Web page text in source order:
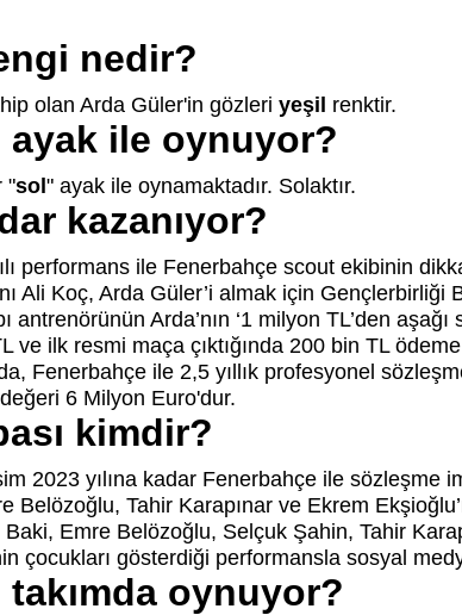
nedir?
olan Arda Güler'in gözleri yeşil renktir.
ile oynuyor?
"sol" ayak ile oynamaktadır. Solaktır.
kazanıyor?
performans ile Fenerbahçe scout ekibinin
Ali Koç, Arda Güler’i almak için Gençlerbirliği
antrenörünün Arda’nın ‘1 milyon TL’den
ilk resmi maça çıktığında 200 bin TL
Fenerbahçe ile 2,5 yıllık profesyonel
6 Milyon Euro'dur.
kimdir?
2023 yılına kadar Fenerbahçe ile sözleşme
Belözoğlu, Tahir Karapınar ve Ekrem
Emre Belözoğlu, Selçuk Şahin, Tahir
çocukları gösterdiği performansla sosyal
oynuyor?